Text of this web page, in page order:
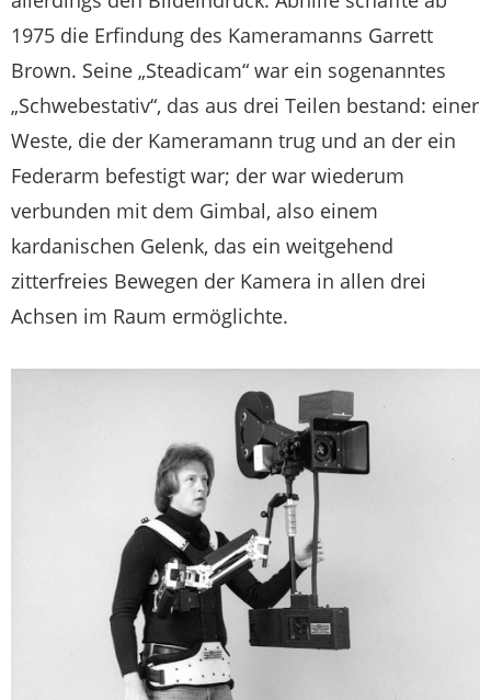
1975 die Erfindung des Kameramanns Garrett
Brown. Seine „Steadicam“ war ein sogenanntes
„Schwebestativ“, das aus drei Teilen bestand: einer
Weste, die der Kameramann trug und an der ein
Federarm befestigt war; der war wiederum
verbunden mit dem Gimbal, also einem
kardanischen Gelenk, das ein weitgehend
zitterfreies Bewegen der Kamera in allen drei
Achsen im Raum ermöglichte.